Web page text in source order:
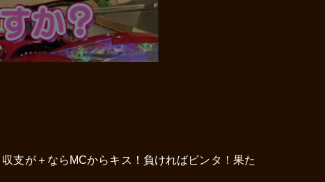
支が＋ならMCからキス！負ければビンタ！果た